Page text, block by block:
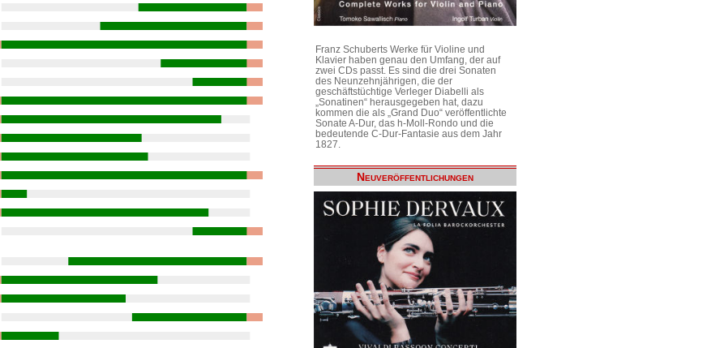
Franz Schuberts Werke für Violine und
Klavier haben genau den Umfang, der auf
zwei CDs passt. Es sind die drei Sonaten
des Neunzehnjährigen, die der
geschäftstüchtige Verleger Diabelli als
„Sonatinen“ herausgegeben hat, dazu
kommen die als „Grand Duo“ veröffentlichte
Sonate A-Dur, das h-Moll-Rondo und die
bedeutende C-Dur-Fantasie aus dem Jahr
1827.
Neuveröffentlichungen